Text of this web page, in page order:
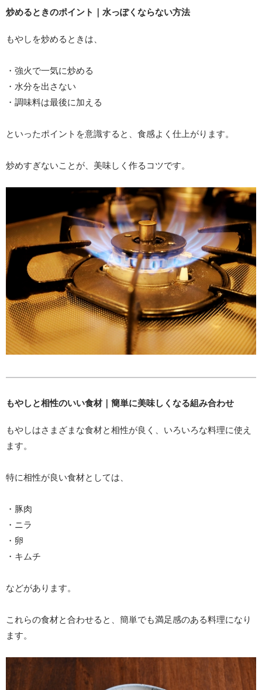
炒めるときのポイント｜水っぽくならない方法
もやしを炒めるときは、
・強火で一気に炒める
・水分を出さない
・調味料は最後に加える
といったポイントを意識すると、食感よく仕上がります。
炒めすぎないことが、美味しく作るコツです。
もやしと相性のいい食材｜簡単に美味しくなる組み合わせ
もやしはさまざまな食材と相性が良く、いろいろな料理に使え
ます。
特に相性が良い食材としては、
・豚肉
・ニラ
・卵
・キムチ
などがあります。
これらの食材と合わせると、簡単でも満足感のある料理になり
ます。